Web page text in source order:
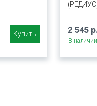
Купить 2 545 р.
В наличии